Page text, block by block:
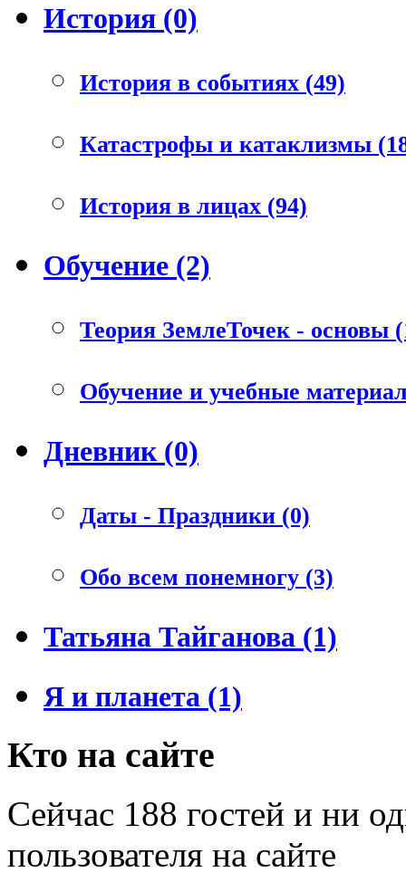
История (0)
История в событиях (49)
Катастрофы и катаклизмы
История в лицах (94)
Обучение (2)
Теория ЗемлеТочек - основы
Обучение и учебные
Дневник (0)
Даты - Праздники (0)
Обо всем понемногу (3)
Татьяна Тайганова (1)
Я и планета (1)
Кто на сайте
Сейчас 188 гостей и ни
пользователя на сайте